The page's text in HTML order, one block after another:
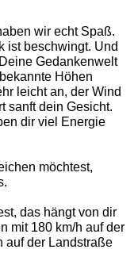
wir echt Spaß.
ist beschwingt. Und
Gedankenwelt
Höhen
leicht an, der Wind
sanft dein Gesicht.
dir viel Energie
möchtest,
das hängt von dir
mit 180 km/h auf der
auf der Landstraße